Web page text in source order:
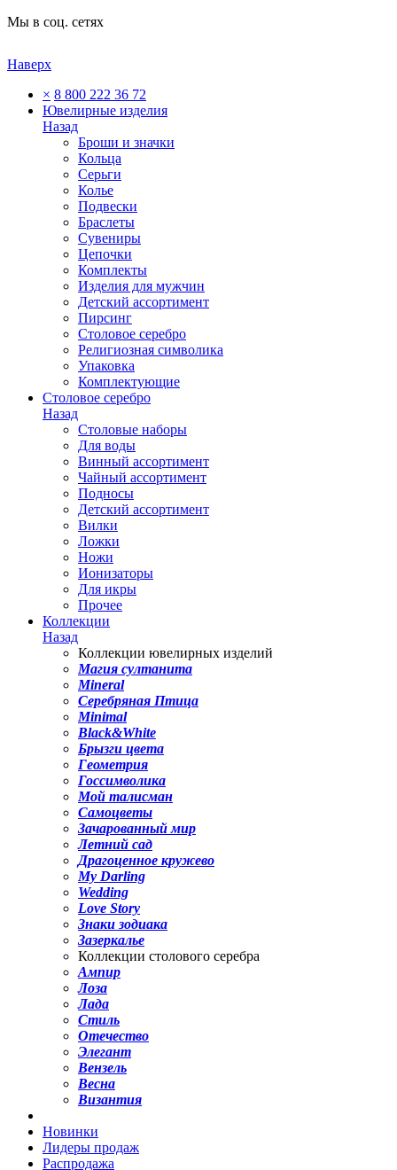
Мы в соц. сетях
Наверх
× 8 800 222 36 72
Ювелирные изделия
Назад
Броши и значки
Кольца
Серьги
Колье
Подвески
Браслеты
Сувениры
Цепочки
Комплекты
Изделия для мужчин
Детский ассортимент
Пирсинг
Столовое серебро
Религиозная символика
Упаковка
Комплектующие
Столовое серебро
Назад
Столовые наборы
Для воды
Винный ассортимент
Чайный ассортимент
Подносы
Детский ассортимент
Вилки
Ложки
Ножи
Ионизаторы
Для икры
Прочее
Коллекции
Назад
Коллекции ювелирных изделий
Магия султанита
Mineral
Серебряная Птица
Minimal
Black&White
Брызги цвета
Геометрия
Госсимволика
Мой талисман
Самоцветы
Зачарованный мир
Летний сад
Драгоценное кружево
My Darling
Wedding
Love Story
Знаки зодиака
Зазеркалье
Коллекции столового серебра
Ампир
Лоза
Лада
Стиль
Отечество
Элегант
Вензель
Весна
Византия
Новинки
Лидеры продаж
Распродажа